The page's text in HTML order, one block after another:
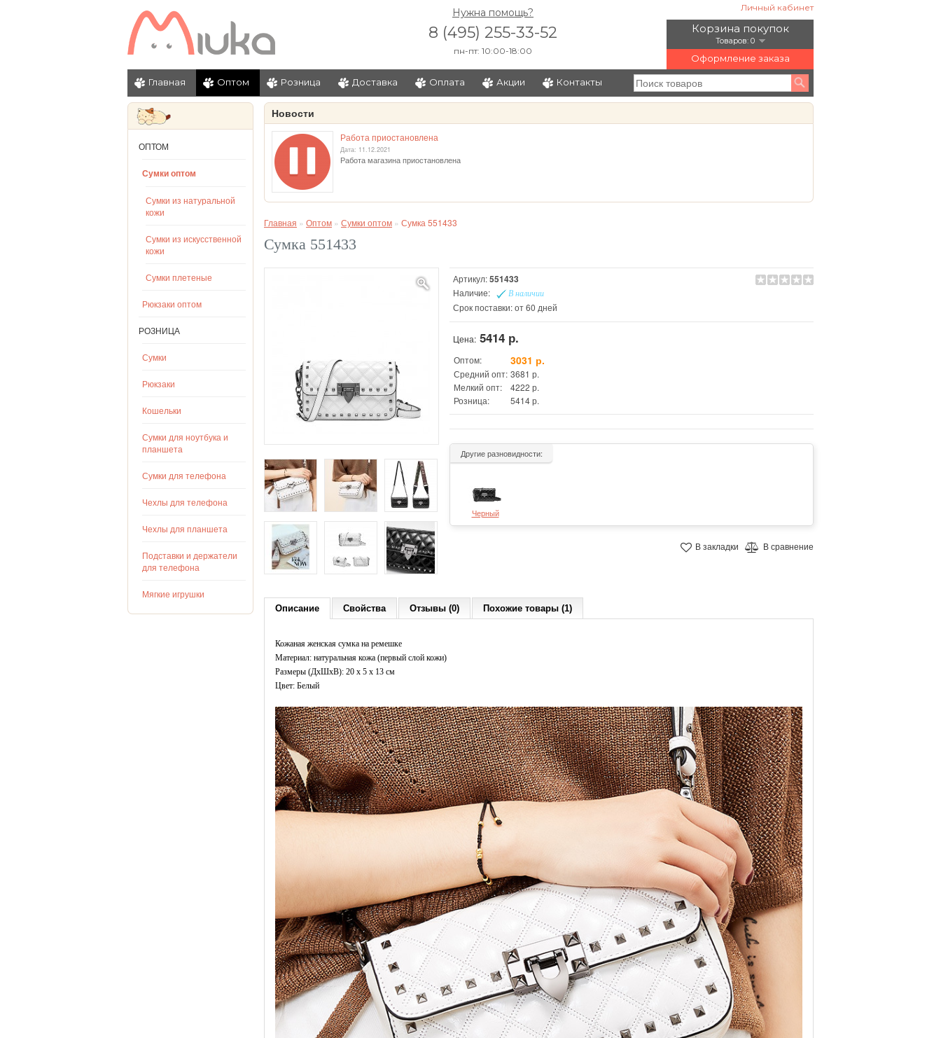
Личный кабинет
Корзина покупок
Товаров: 0
Оформление заказа
Нужна помощь?
8 (495) 255-33-52
пн-пт: 10:00-18:00
Главная Оптом Розница Доставка Оплата Акции Контакты
ОПТОМ
Сумки оптом
Сумки из натуральной
кожи
Сумки из искусственной
кожи
Сумки плетеные
Рюкзаки оптом
РОЗНИЦА
Сумки
Рюкзаки
Кошельки
Сумки для ноутбука и
планшета
Сумки для телефона
Чехлы для телефона
Чехлы для планшета
Подставки и держатели
для телефона
Мягкие игрушки
Новости
Работа приостановлена
Дата: 11.12.2021
Работа магазина приостановлена
Главная » Оптом » Сумки оптом » Сумка 551433
Сумка 551433
Артикул:551433
Наличие: В наличии
Срок поставки: от 60 дней
Цена: 5414 р.
Оптом: 3031 р.
Средний опт: 3681 р.
Мелкий опт:
4222 р.
Розница:
5414 р.
Другие разновидности:
Черный
В закладки В сравнение
Описание Свойства Отзывы (0) Похожие товары (1)
Кожаная женская сумка на ремешке
Материал: натуральная кожа (первый слой кожи)
Размеры (ДxШхВ): 20 x 5 x 13 см
Цвет: Белый